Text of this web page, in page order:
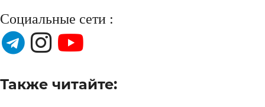
Социальные сети :
Также читайте: